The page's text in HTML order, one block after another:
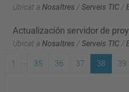
Ubicat a Nosaltres /Serveis TIC /
Actualización servidor de
Ubicat a Nosaltres /Serveis TIC /
1 35 36 37 38 39